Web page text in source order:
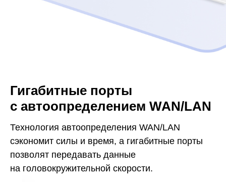
Гигабитные порты
с автоопределением WAN/LAN
Технология автоопределения WAN/LAN
сэкономит силы и время, а гигабитные порты
позволят передавать данные
на головокружительной скорости.